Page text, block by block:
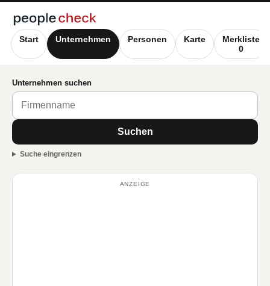
Start Unternehmen Personen Karte
Merkliste
0
Unternehmen suchen
Suchen
Suche eingrenzen
ANZEIGE